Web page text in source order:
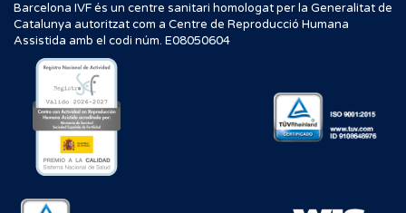
Barcelona IVF és un centre sanitari homologat per la Generalitat de
Catalunya autoritzat com a Centre de Reproducció Humana
Assistida amb el codi núm. E08050604